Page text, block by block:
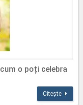
o poți celebra
Citește